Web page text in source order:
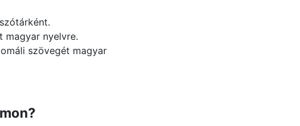
magyar nyelvre.
szövegét magyar